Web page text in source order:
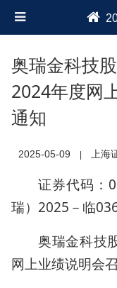
奥瑞金科技
2024年度网
通知
2025-05-09 上海
证券代码：
瑞）2025－临
奥瑞金科技
网上业绩说明会